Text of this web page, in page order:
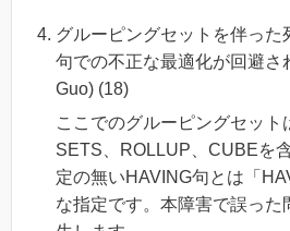
グルーピングセットを伴った
句での不正な最適化が回避さ
Guo) (18)
ここでのグルーピングセット
SETS、ROLLUP、CUBEを
定の無いHAVING句とは「
な指定です。本障害で誤った